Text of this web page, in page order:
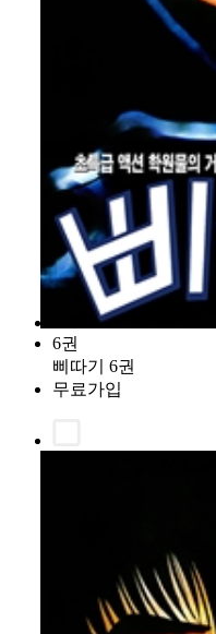
6권
삐따기 6권
무료가입